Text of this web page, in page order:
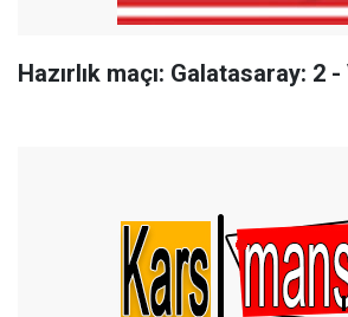
Hazırlık maçı: Galatasaray: 2